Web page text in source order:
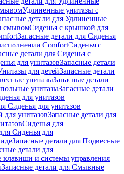
Удлиненные унитазы с
детали для Удлиненные
смывомСиденья с крышкой для
Запасные детали для Сиденья
ComfortСиденья с
детали для Сиденья с
для унитазовЗапасные детали
для детейЗапасные детали
унитазыЗапасные детали
унитазыЗапасные детали
для унитазов
Сиденья для унитазов
унитазовЗапасные детали для
Сиденья для
Сиденья для
Запасные детали для Подвесные
детали для
и системы управления
Запасные детали для Смывные